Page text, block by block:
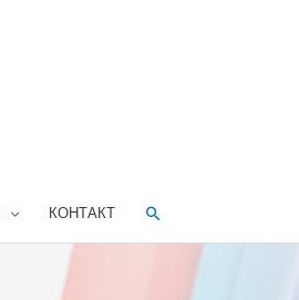
КОНТАКТ Search